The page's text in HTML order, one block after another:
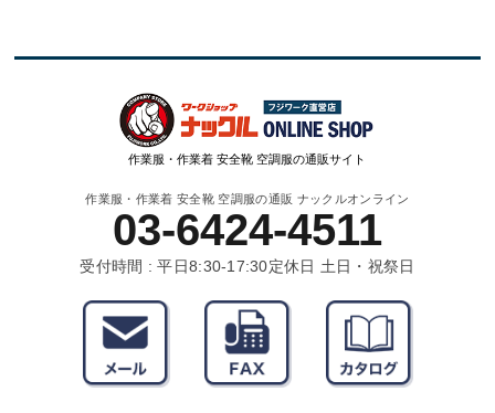
作業服・作業着 安全靴 空調服の通販サイト
作業服・作業着 安全靴 空調服の通販 ナックルオンライン
03-6424-4511
受付時間 : 平日8:30-17:30定休日 土日・祝祭日